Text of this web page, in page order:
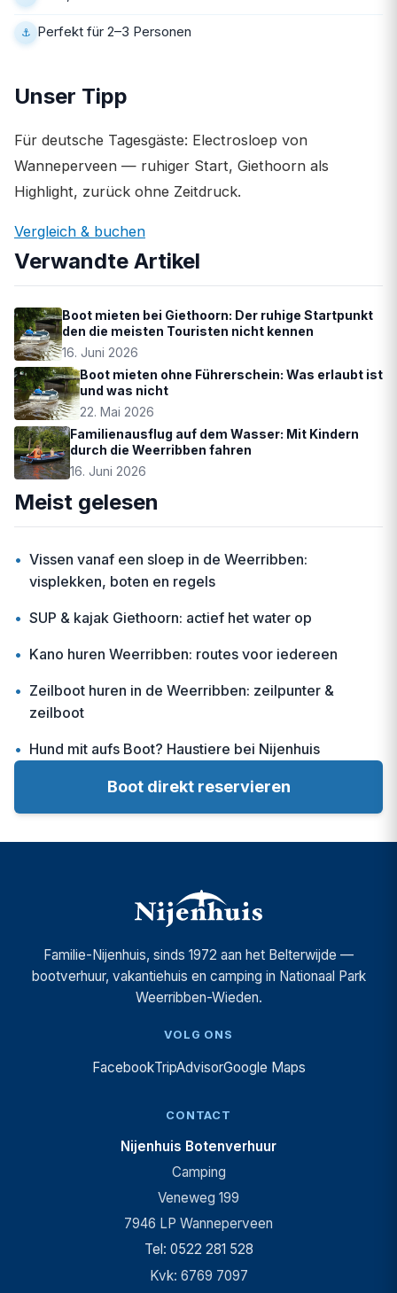
Perfekt für 2–3 Personen
Unser Tipp
Für deutsche Tagesgäste: Electrosloep von
Wanneperveen — ruhiger Start, Giethoorn als
Highlight, zurück ohne Zeitdruck.
Vergleich & buchen
Verwandte Artikel
Boot mieten bei Giethoorn: Der ruhige Startpunkt
den die meisten Touristen nicht kennen
16. Juni 2026
Boot mieten ohne Führerschein: Was erlaubt ist
und was nicht
22. Mai 2026
Familienausflug auf dem Wasser: Mit Kindern
durch die Weerribben fahren
16. Juni 2026
Meist gelesen
• Vissen vanaf een sloep in de Weerribben:
visplekken, boten en regels
• SUP & kajak Giethoorn: actief het water op
• Kano huren Weerribben: routes voor iedereen
• Zeilboot huren in de Weerribben: zeilpunter &
zeilboot
• Hund mit aufs Boot? Haustiere bei Nijenhuis
Boot direkt reservieren
Familie-Nijenhuis, sinds 1972 aan het Belterwijde —
bootverhuur, vakantiehuis en camping in Nationaal Park
Weerribben-Wieden.
VOLG ONS
FacebookTripAdvisorGoogle Maps
CONTACT
Nijenhuis Botenverhuur
Camping
Veneweg 199
7946 LP Wanneperveen
Tel: 0522 281 528
Kvk: 6769 7097